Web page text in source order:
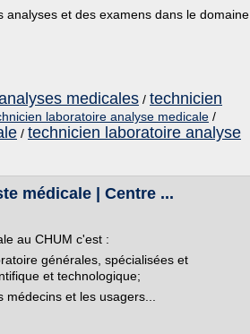
et des examens dans le domaine
medicales / technicien
laboratoire analyse medicale /
/ technicien laboratoire analyse
médicale | Centre ...
au CHUM c'est :
générales, spécialisées et
et technologique;
et les usagers...